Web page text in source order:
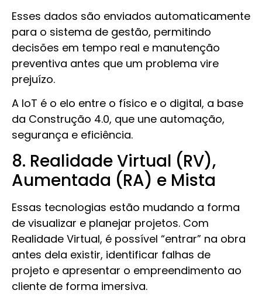
Esses dados são enviados automaticamente
para o sistema de gestão, permitindo
decisões em tempo real e manutenção
preventiva antes que um problema vire
prejuízo.
A IoT é o elo entre o físico e o digital, a base
da Construção 4.0, que une automação,
segurança e eficiência.
8. Realidade Virtual (RV),
Aumentada (RA) e Mista
Essas tecnologias estão mudando a forma
de visualizar e planejar projetos. Com
Realidade Virtual, é possível “entrar” na obra
antes dela existir, identificar falhas de
projeto e apresentar o empreendimento ao
cliente de forma imersiva.